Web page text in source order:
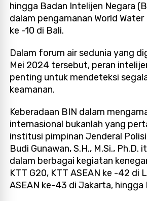
hingga Badan Intelijen Negara
dalam pengamanan World Water
ke -10 di Bali.
Dalam forum air sedunia yang
Mei 2024 tersebut, peran
penting untuk mendeteksi
keamanan.
Keberadaan BIN dalam
internasional bukanlah yang
institusi pimpinan Jenderal
Budi Gunawan, S.H., M.Si.,
dalam berbagai kegiatan
KTT G20, KTT ASEAN ke -42 di
ASEAN ke-43 di Jakarta, hingga